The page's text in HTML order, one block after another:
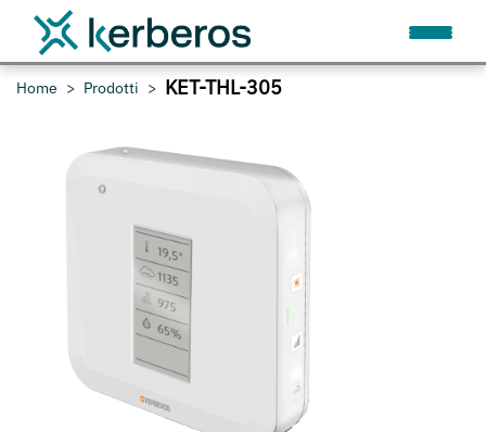
Home Prodotti KET-THL-305